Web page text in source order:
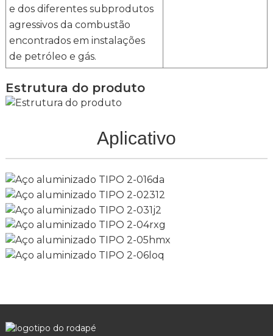
e dos diferentes subprodutos
agressivos da combustão
encontrados em instalações
de petróleo e gás.
Estrutura do produto
Aplicativo
Diâmetro
interno da
bobina
610 mm ou 508 mm
Status da
Bobina, tira, folha